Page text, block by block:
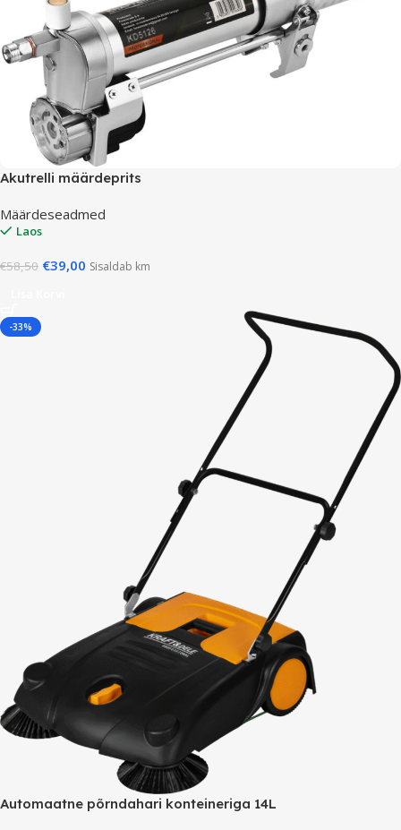
Akutrelli määrdeprits
Määrdeseadmed
Laos
€58,50 €39,00 Sisaldab km
-33%
Automaatne põrndahari konteineriga 14L